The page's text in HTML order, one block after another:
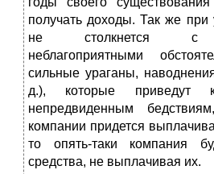
получать доходы. Так же при
не столкнется с
неблагоприятными
сильные ураганы,
д.), которые приведут
непредвиденным
компании придется
то опять-таки компания
средства, не выплачивая их.